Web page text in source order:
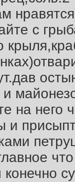
с
и
на него
и